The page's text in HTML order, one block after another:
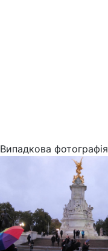
Випадкова фотографія